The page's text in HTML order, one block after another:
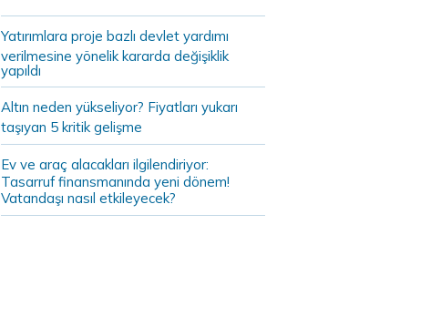
Yatırımlara proje bazlı devlet yardımı
verilmesine yönelik kararda değişiklik
yapıldı
Altın neden yükseliyor? Fiyatları yukarı
taşıyan 5 kritik gelişme
Ev ve araç alacakları ilgilendiriyor:
Tasarruf finansmanında yeni dönem!
Vatandaşı nasıl etkileyecek?